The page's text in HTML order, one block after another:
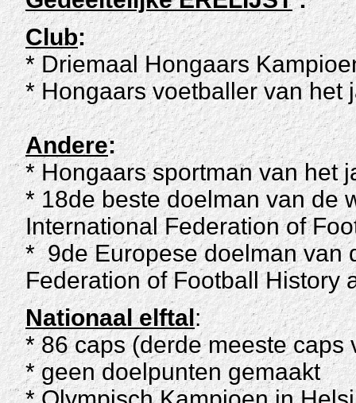
Club:
* Driemaal Hongaars
* Hongaars voetballer van het
Andere:
* Hongaars sportman van het
* 18de beste doelman van de
International Federation of
* 9de Europese doelman van
Federation of Football History
Nationaal elftal:
* 86 caps (derde meeste
* geen doelpunten gemaakt